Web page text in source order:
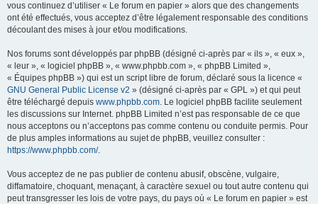
vous continuez d’utiliser « Le forum en papier » alors que des changements
ont été effectués, vous acceptez d’être légalement responsable des conditions
découlant des mises à jour et/ou modifications.
Nos forums sont développés par phpBB (désigné ci-après par « ils », « eux »,
« leur », « logiciel phpBB », « www.phpbb.com », « phpBB Limited »,
« Équipes phpBB ») qui est un script libre de forum, déclaré sous la licence «
GNU General Public License v2 » (désigné ci-après par « GPL ») et qui peut
être téléchargé depuis www.phpbb.com. Le logiciel phpBB facilite seulement
les discussions sur Internet. phpBB Limited n’est pas responsable de ce que
nous acceptons ou n’acceptons pas comme contenu ou conduite permis. Pour
de plus amples informations au sujet de phpBB, veuillez consulter :
https://www.phpbb.com/.
Vous acceptez de ne pas publier de contenu abusif, obscène, vulgaire,
diffamatoire, choquant, menaçant, à caractère sexuel ou tout autre contenu qui
peut transgresser les lois de votre pays, du pays où « Le forum en papier » est